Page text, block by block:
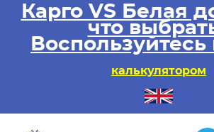
Карго VS Белая
что
калькулятором